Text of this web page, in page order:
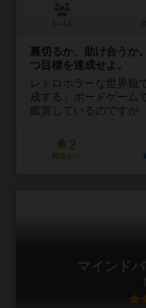
裏切るか、助け合うか
つ目標を達成せよ。
レトロホラーな世界観
成する」ボードゲーム
鑑賞しているのですが
2
興味あり
マインド